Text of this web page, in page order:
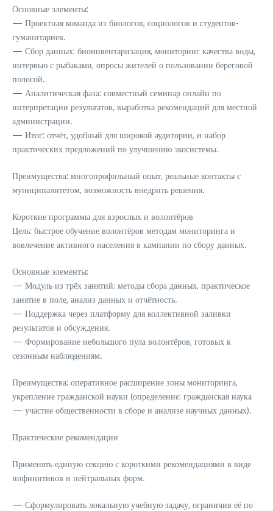
Основные элементы:
— Проектная команда из биологов, социологов и студентов-
гуманитариев.
— Сбор данных: биоинвентаризация, мониторинг качества воды,
интервью с рыбаками, опросы жителей о пользовании береговой
полосой.
— Аналитическая фаза: совместный семинар онлайн по
интерпретации результатов, выработка рекомендаций для местной
администрации.
— Итог: отчёт, удобный для широкой аудитории, и набор
практических предложений по улучшению экосистемы.
Преимущества: многопрофильный опыт, реальные контакты с
муниципалитетом, возможность внедрить решения.
Короткие программы для взрослых и волонтёров
Цель: быстрое обучение волонтёров методам мониторинга и
вовлечение активного населения в кампании по сбору данных.
Основные элементы:
— Модуль из трёх занятий: методы сбора данных, практическое
занятие в поле, анализ данных и отчётность.
— Поддержка через платформу для коллективной заливки
результатов и обсуждения.
— Формирование небольшого пула волонтёров, готовых к
сезонным наблюдениям.
Преимущества: оперативное расширение зоны мониторинга,
укрепление гражданской науки (определение: гражданская наука
— участие общественности в сборе и анализе научных данных).
Практические рекомендации
Применять единую секцию с короткими рекомендациями в виде
инфинитивов и нейтральных форм.
— Сформулировать локальную учебную задачу, ограничив её по